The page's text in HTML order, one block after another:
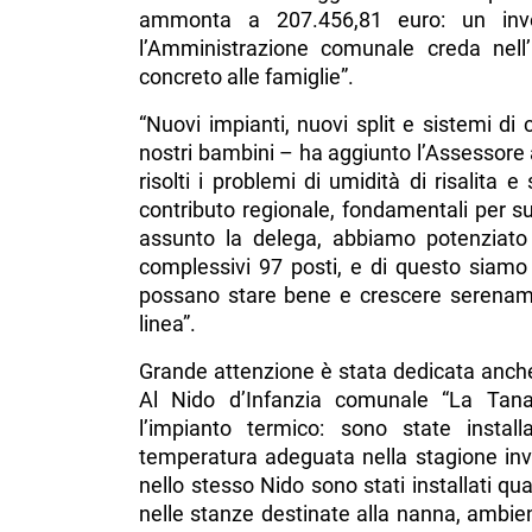
ammonta a 207.456,81 euro: un
l’Amministrazione comunale creda
concreto alle famiglie”.
“Nuovi impianti, nuovi split e sistemi di
nostri bambini – ha aggiunto
risolti i problemi di umidità di risalita e
contributo regionale, fondamentali per
assunto la delega, abbiamo
complessivi 97 posti, e di questo
possano stare bene e crescere
linea”.
Grande attenzione è stata dedicata
Al Nido d’Infanzia comunale “La
l’impianto termico: sono state
temperatura adeguata nella stagione
nello stesso Nido sono stati installati
nelle stanze destinate alla nanna,